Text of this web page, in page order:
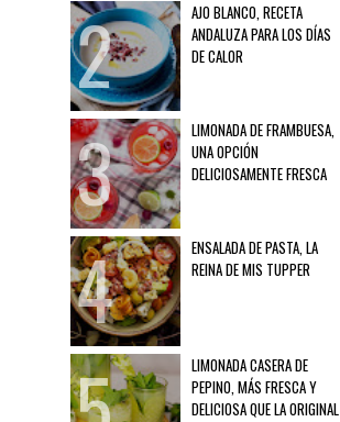
AJO BLANCO, RECETA
ANDALUZA PARA LOS DÍAS
DE CALOR
LIMONADA DE FRAMBUESA,
UNA OPCIÓN
DELICIOSAMENTE FRESCA
ENSALADA DE PASTA, LA
REINA DE MIS TUPPER
LIMONADA CASERA DE
PEPINO, MÁS FRESCA Y
DELICIOSA QUE LA ORIGINAL